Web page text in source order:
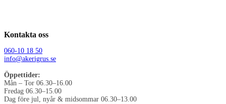
Kontakta oss
060-10 18 50
info@akerigrus.se
Öppettider:
Mån – Tor 06.30–16.00
Fredag 06.30–15.00
Dag före jul, nyår & midsommar 06.30–13.00